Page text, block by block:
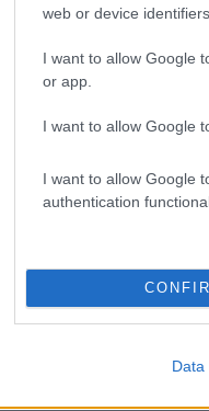
web or device
I want to allow Google
or app.
I want to allow Google
I want to allow Google
authentication
Data